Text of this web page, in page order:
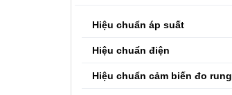
Hiệu chuẩn áp suất
Hiệu chuẩn điện
Hiệu chuẩn cảm biến đo rung